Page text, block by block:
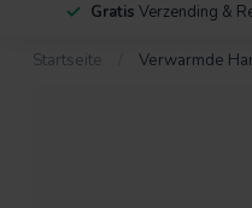
Gratis Verzending &
Startseite Verwarmde